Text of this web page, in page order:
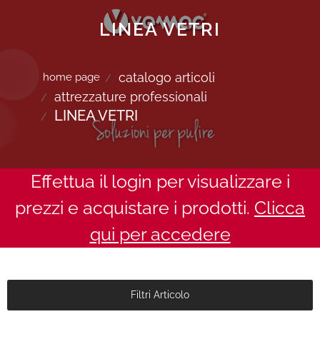
LINEA VETRI
home page
catalogo articoli
attrezzature professionali
LINEA VETRI
Effettua il login per visualizzare i
prezzi e acquistare i prodotti. Clicca
qui per accedere
Filtri Articolo